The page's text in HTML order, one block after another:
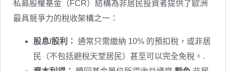
私募股權基金（FCR）結構為非居民投資者提供了歐洲
最具競爭力的稅收架構之一：
股息/股利： 通常只需繳納 10% 的預扣稅，或非居
民（不包括避稅天堂居民）甚至可以完全免稅。.